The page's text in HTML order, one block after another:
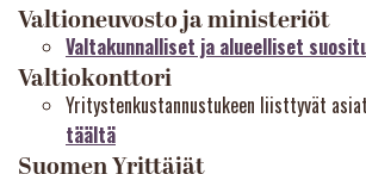
Valtioneuvosto ja ministeriöt
Valtakunnalliset ja alueelliset
Valtiokonttori
Yritystenkustannustukeen liisttyvät
täältä
Suomen Yrittäjät